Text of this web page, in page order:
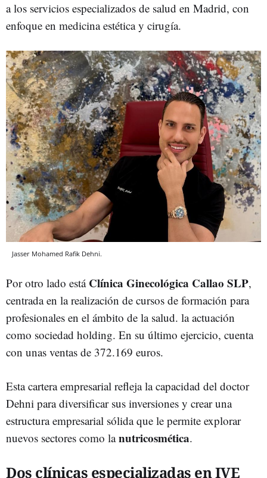
a los servicios especializados de salud en Madrid, con
enfoque en medicina estética y cirugía.
Jasser Mohamed Rafik Dehni.
Por otro lado está Clínica Ginecológica Callao SLP,
centrada en la realización de cursos de formación para
profesionales en el ámbito de la salud. la actuación
como sociedad holding. En su último ejercicio, cuenta
con unas ventas de 372.169 euros.
Esta cartera empresarial refleja la capacidad del doctor
Dehni para diversificar sus inversiones y crear una
estructura empresarial sólida que le permite explorar
nuevos sectores como lanutricosmética.
Dos clínicas especializadas en IVE